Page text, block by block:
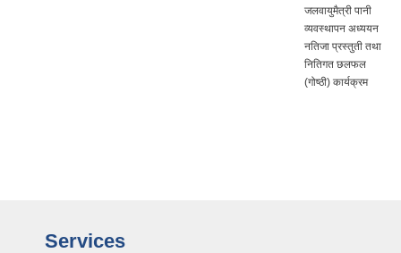
जलवायुमैत्री पानी
व्यवस्थापन अध्ययन
नतिजा प्रस्तुती तथा
नितिगत छलफल
(गोष्ठी) कार्यक्रम
Services